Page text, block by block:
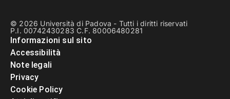
© 2026 Università di Padova - Tutti i diritti riservati
P.I. 00742430283 C.F. 80006480281
Informazioni sul sito
Accessibilità
Note legali
Privacy
Cookie Policy